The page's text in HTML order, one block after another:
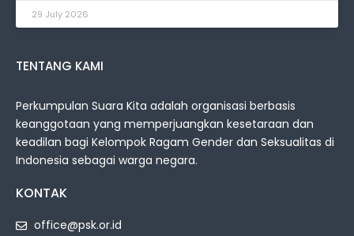
29 July 2026
TENTANG KAMI
Perkumpulan Suara Kita adalah organisasi berbasis
keanggotaan yang memperjuangkan kesetaraan dan
keadilan bagi Kelompok Ragam Gender dan Seksualitas di
Indonesia sebagai warga negara.
KONTAK
office@psk.or.id